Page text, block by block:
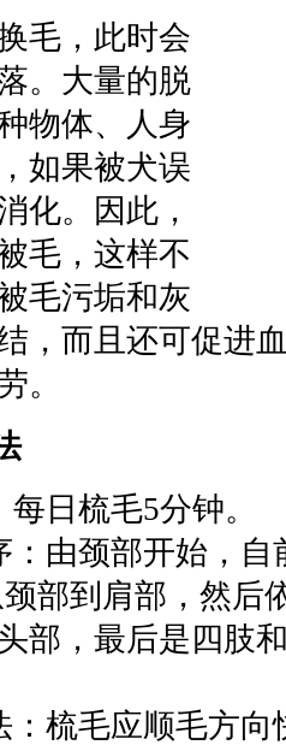
毛，此时会
。大量的脱
物体、人身
如果被犬误
化。因此，
毛，这样不
毛污垢和灰
，而且还可促进
。
日梳毛5分钟。
：由颈部开始，
部到肩部，然后
部，最后是四肢
：梳毛应顺毛方